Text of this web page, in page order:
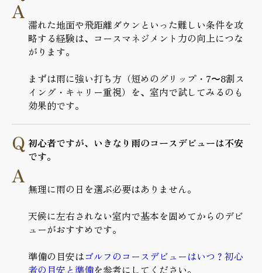
濡れた地面や飛距離ダウンといった難しい条件を攻
略する経験は、コースマネジメント力の向上につな
がります。
まずは雨に強い打ち方（短めのグリップ・7〜8割ス
イング・キャリー重視）を、室内で試してみるのも
効果的です。
初心者ですが、いきなり雨のコースデビューは不安
です。
無理に雨の日を選ぶ必要はありません。
天候に左右されない室内で基本を固めてからのデビ
ューがおすすめです。
準備の目安はゴルフのコースデビューはいつ？初心
者の目安と準備を参考にしてください。